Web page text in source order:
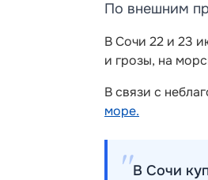
По внешним
В Сочи 22 и 23
и грозы, на
В связи с
море.
В Сочи